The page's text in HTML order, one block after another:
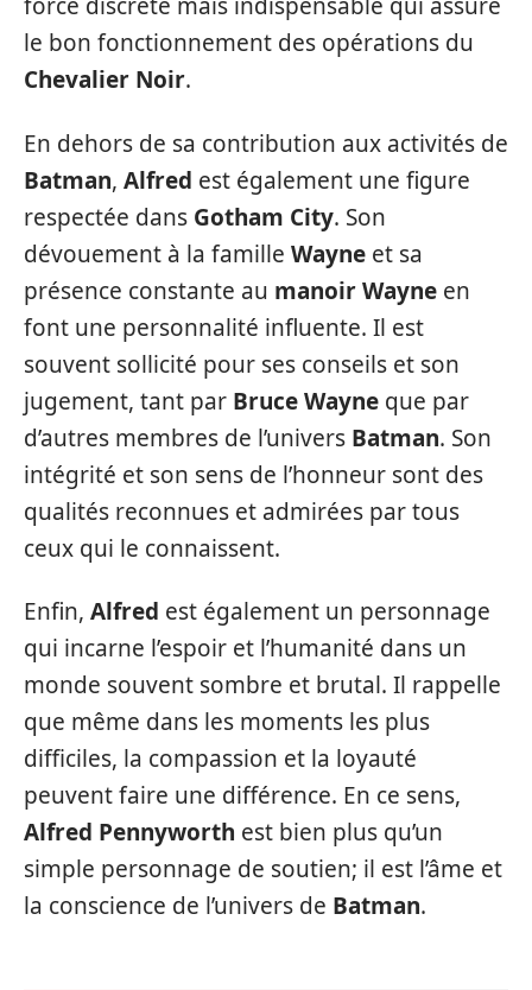
force discrète mais indispensable qui assure
le bon fonctionnement des opérations du
Chevalier Noir.
En dehors de sa contribution aux activités de
Batman, Alfred est également une figure
respectée dans Gotham City. Son
dévouement à la famille Wayne et sa
présence constante au manoir Wayne en
font une personnalité influente. Il est
souvent sollicité pour ses conseils et son
jugement, tant par Bruce Wayne que par
d’autres membres de l’univers Batman. Son
intégrité et son sens de l’honneur sont des
qualités reconnues et admirées par tous
ceux qui le connaissent.
Enfin, Alfred est également un personnage
qui incarne l’espoir et l’humanité dans un
monde souvent sombre et brutal. Il rappelle
que même dans les moments les plus
difficiles, la compassion et la loyauté
peuvent faire une différence. En ce sens,
Alfred Pennyworth est bien plus qu’un
simple personnage de soutien; il est l’âme et
la conscience de l’univers de Batman.